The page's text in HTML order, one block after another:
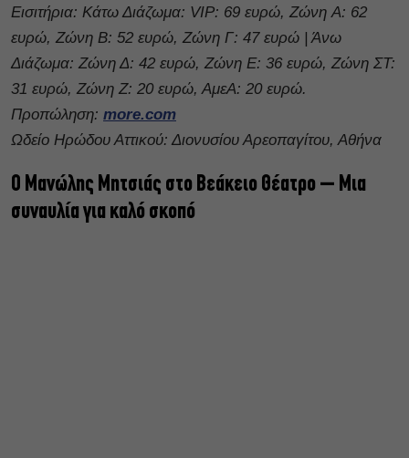
Εισιτήρια: Κάτω Διάζωμα: VIP: 69 ευρώ, Ζώνη A: 62
ευρώ, Ζώνη B: 52 ευρώ, Ζώνη Γ: 47 ευρώ | Άνω
Διάζωμα: Ζώνη Δ: 42 ευρώ, Ζώνη E: 36 ευρώ, Ζώνη ΣΤ:
31 ευρώ, Ζώνη Ζ: 20 ευρώ, ΑμεΑ: 20 ευρώ.
Προπώληση: more.com
Ωδείο Ηρώδου Αττικού: Διονυσίου Αρεοπαγίτου, Αθήνα
Ο Μανώλης Μητσιάς στο Βεάκειο Θέατρο – Μια
συναυλία για καλό σκοπό